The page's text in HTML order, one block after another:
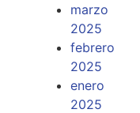
marzo
2025
febrero
2025
enero
2025